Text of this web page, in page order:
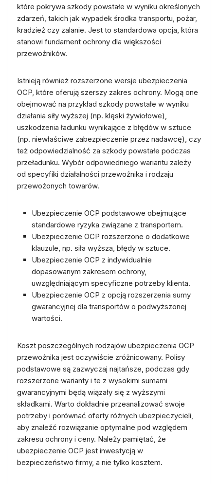
które pokrywa szkody powstałe w wyniku określonych
zdarzeń, takich jak wypadek środka transportu, pożar,
kradzież czy zalanie. Jest to standardowa opcja, która
stanowi fundament ochrony dla większości
przewoźników.
Istnieją również rozszerzone wersje ubezpieczenia
OCP, które oferują szerszy zakres ochrony. Mogą one
obejmować na przykład szkody powstałe w wyniku
działania siły wyższej (np. klęski żywiołowe),
uszkodzenia ładunku wynikające z błędów w sztuce
(np. niewłaściwe zabezpieczenie przez nadawcę), czy
też odpowiedzialność za szkody powstałe podczas
przeładunku. Wybór odpowiedniego wariantu zależy
od specyfiki działalności przewoźnika i rodzaju
przewożonych towarów.
Ubezpieczenie OCP podstawowe obejmujące
standardowe ryzyka związane z transportem.
Ubezpieczenie OCP rozszerzone o dodatkowe
klauzule, np. siła wyższa, błędy w sztuce.
Ubezpieczenie OCP z indywidualnie
dopasowanym zakresem ochrony,
uwzględniającym specyficzne potrzeby klienta.
Ubezpieczenie OCP z opcją rozszerzenia sumy
gwarancyjnej dla transportów o podwyższonej
wartości.
Koszt poszczególnych rodzajów ubezpieczenia OCP
przewoźnika jest oczywiście zróżnicowany. Polisy
podstawowe są zazwyczaj najtańsze, podczas gdy
rozszerzone warianty i te z wysokimi sumami
gwarancyjnymi będą wiązały się z wyższymi
składkami. Warto dokładnie przeanalizować swoje
potrzeby i porównać oferty różnych ubezpieczycieli,
aby znaleźć rozwiązanie optymalne pod względem
zakresu ochrony i ceny. Należy pamiętać, że
ubezpieczenie OCP jest inwestycją w
bezpieczeństwo firmy, a nie tylko kosztem.